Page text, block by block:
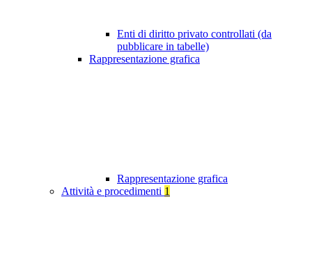
Enti di diritto privato controllati (da
pubblicare in tabelle)
Rappresentazione grafica
Rappresentazione grafica
Attività e procedimenti 1